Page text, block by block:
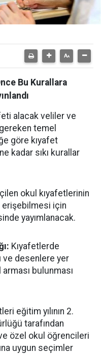
Bu Kurallara
alacak veliler ve
temel
göre kıyafet
kadar sıkı kurallar
okul kıyafetlerinin
erişebilmesi için
yayımlanacak.
Kıyafetlerde
ve desenlere yer
bulunması
eğitim yılının 2.
tarafından
özel okul öğrencileri
uygun seçimler